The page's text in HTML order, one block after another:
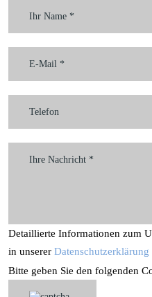
Detaillierte Informationen zum
in unserer Datenschutzerklärung
Bitte
lasse
Bitte geben Sie den folgenden